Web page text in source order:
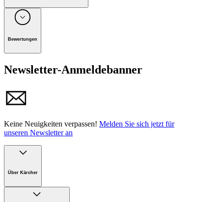
Unternehmen: Alfred Kärcher GmbH, Maculangasse 4, A-
1220 Wien
Produktinformationen
Bewertungen
Newsletter-Anmeldebanner
Keine Neuigkeiten verpassen! Melden Sie sich jetzt für
unseren Newsletter an
Über Kärcher
Unternehmen